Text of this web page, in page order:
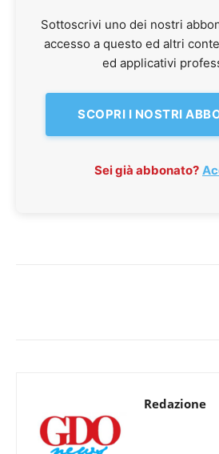
Sottoscrivi uno dei nostri
accesso a questo ed altri
ed applicativi
SCOPRI I NOSTRI
Sei già abbonato?
Redazione